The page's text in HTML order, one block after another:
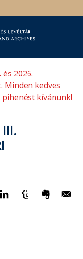
2026.
Minden kedves
kívánunk!
III.